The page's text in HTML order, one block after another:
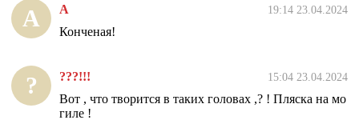
А А 19:14 23.04.2024
Конченая!
? ???!!! 15:04 23.04.2024
Вот , что творится в таких головах ,? ! Пляска на мо
гиле !